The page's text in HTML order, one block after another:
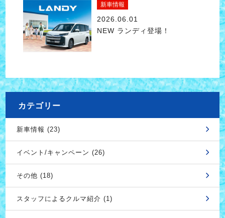
新車情報
2026.06.01
NEW ランディ登場！
カテゴリー
新車情報 (23)
イベント/キャンペーン (26)
その他 (18)
スタッフによるクルマ紹介 (1)